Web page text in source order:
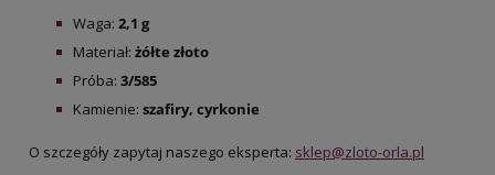
Waga: 2,1 g
Materiał: żółte złoto
Próba: 3/585
Kamienie: szafiry, cyrkonie
O szczegóły zapytaj naszego eksperta: sklep@zloto-orla.pl